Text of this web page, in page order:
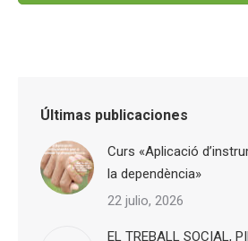
Últimas publicaciones
Curs «Aplicació
la dependència»
22 julio, 2026
EL TREBALL SOCIAL,